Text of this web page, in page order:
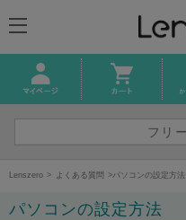
Lenszero よくある質問 パソコンの設定方法
パソコンの設定方法